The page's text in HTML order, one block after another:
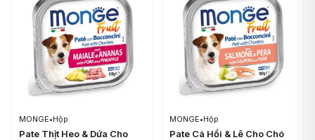
MONGE•Hộp
Pate Thịt Heo & Dứa Cho
MONGE•Hộp
Pate Cá Hồi & Lê Cho Chó